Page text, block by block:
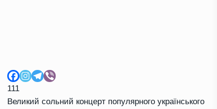
111
Великий сольний концерт популярного українського